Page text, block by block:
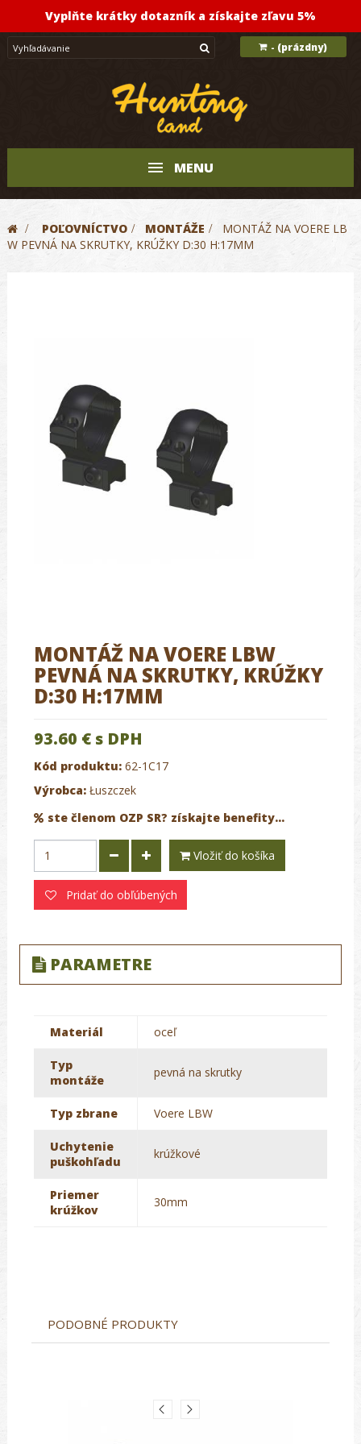
Vyplňte krátky dotazník a získajte zľavu 5%
- (prázdny)
MENU
> POĽOVNÍCTVO > MONTÁŽE >
MONTÁŽ NA VOERE LB
W PEVNÁ NA SKRUTKY, KRÚŽKY D:30 H:17MM
MONTÁŽ NA VOERE LBW
PEVNÁ NA SKRUTKY, KRÚŽKY
D:30 H:17MM
93.60 € s DPH
Kód produktu: 62-1C17
Výrobca: Łuszczek
ste členom OZP SR? získajte benefity...
Vložiť do košíka
Pridať do obľúbených
PARAMETRE
Materiál oceľ
Typ
montáže
pevná na skrutky
Typ zbrane Voere LBW
Uchytenie
puškohľadu
krúžkové
Priemer
krúžkov
30mm
PODOBNÉ PRODUKTY